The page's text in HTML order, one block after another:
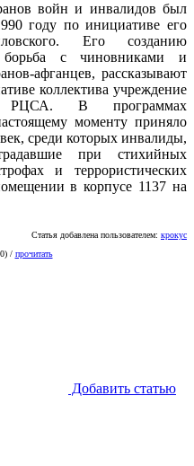
войн и инвалидов был
году по инициативе его
Его созданию
борьба с чиновниками и
афганцев, рассказывают
коллектива учреждение
РЦСА. В программах
моменту приняло
среди которых инвалиды,
при стихийных
и террористических
в корпусе 1137 на
Статья добавлена пользователем: крокус
/ прочитать
Добавить статью